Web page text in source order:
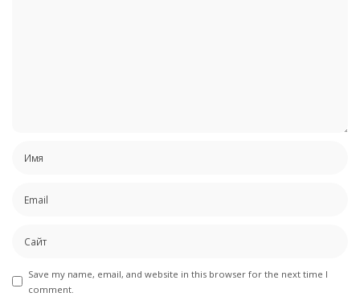
Save my name, email, and website in this browser for the next time I
comment.